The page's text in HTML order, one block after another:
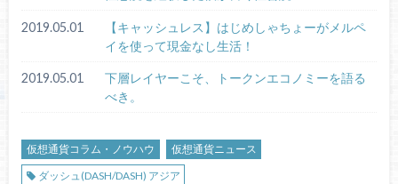
2019.05.01
【キャッシュレス】はじめしゃちょーがメルペ
イを使って現金なし生活！
2019.05.01
下層レイヤーこそ、トークンエコノミーを語る
べき。
仮想通貨コラム・ノウハウ
仮想通貨ニュース
ダッシュ(DASH/DASH) アジア